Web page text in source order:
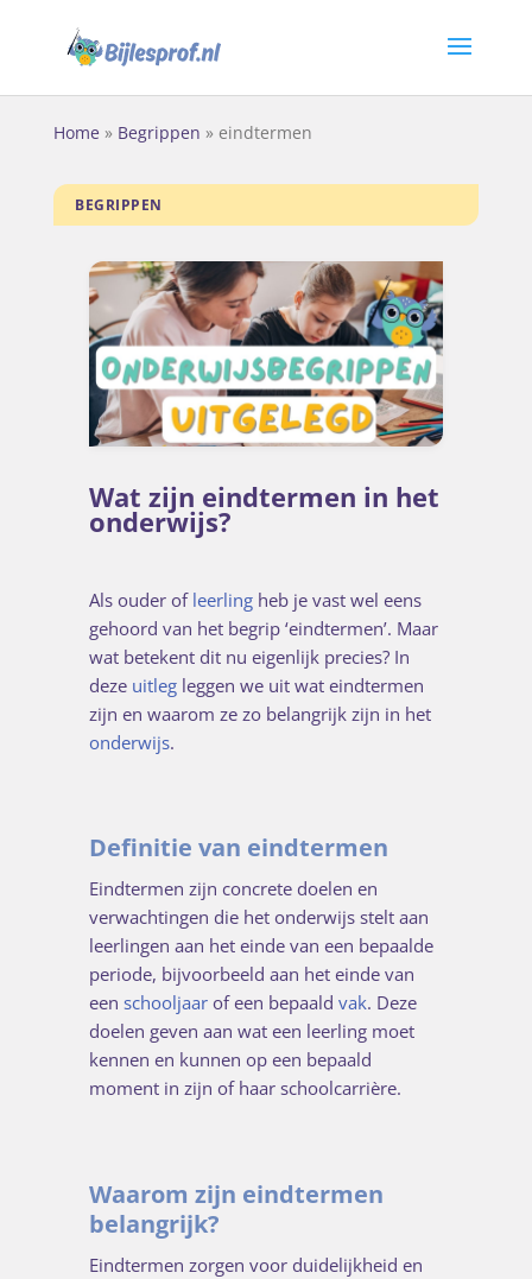
Home » Begrippen » eindtermen
BEGRIPPEN
Wat zijn eindtermen in het
onderwijs?
Als ouder of leerling heb je vast wel eens
gehoord van het begrip ‘eindtermen’. Maar
wat betekent dit nu eigenlijk precies? In
deze uitleg leggen we uit wat eindtermen
zijn en waarom ze zo belangrijk zijn in het
onderwijs.
Definitie van eindtermen
Eindtermen zijn concrete doelen en
verwachtingen die het onderwijs stelt aan
leerlingen aan het einde van een bepaalde
periode, bijvoorbeeld aan het einde van
een schooljaar of een bepaald vak. Deze
doelen geven aan wat een leerling moet
kennen en kunnen op een bepaald
moment in zijn of haar schoolcarrière.
Waarom zijn eindtermen
belangrijk?
Eindtermen zorgen voor duidelijkheid en